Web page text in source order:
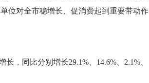
位对全市稳增长、促消费起到重要带动作
，同比分别增长29.1%、14.6%、2.1%、